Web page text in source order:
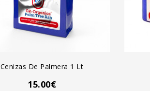
Cenizas De Palmera 1 Lt
15.00€